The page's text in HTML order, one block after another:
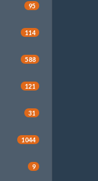
95
114
588
121
31
1044
9